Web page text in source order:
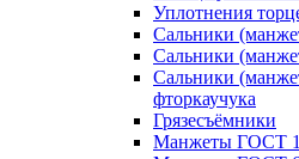
Уплотнения
Сальники
Сальники
Сальники
фторкаучука
Грязесъёмники
Манжеты ГОСТ